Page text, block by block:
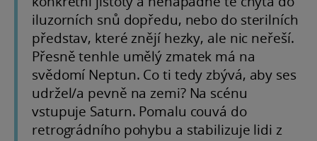
iluzorních snů dopředu, nebo do sterilních
představ, které znějí hezky, ale nic neřeší.
Přesně tenhle umělý zmatek má na
svědomí Neptun. Co ti tedy zbývá, aby ses
udržel/a pevně na zemi? Na scénu
vstupuje Saturn. Pomalu couvá do
retrográdního pohybu a stabilizuje lidi z